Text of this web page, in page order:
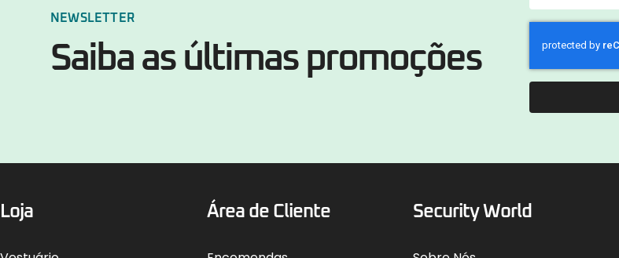
NEWSLETTER
Saiba as últimas promoções
Loja Área de Cliente Security World